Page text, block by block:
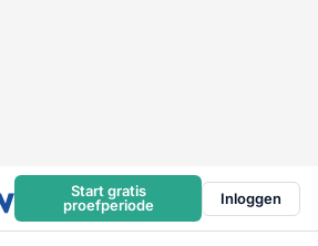
Start gratis
proefperiode
Inloggen